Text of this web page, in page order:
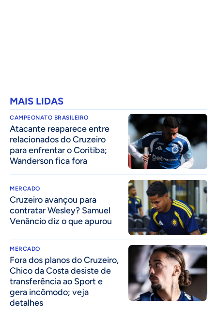
MAIS LIDAS
CAMPEONATO BRASILEIRO
Atacante reaparece entre
relacionados do Cruzeiro
para enfrentar o Coritiba;
Wanderson fica fora
MERCADO
Cruzeiro avançou para
contratar Wesley? Samuel
Venâncio diz o que apurou
MERCADO
Fora dos planos do Cruzeiro,
Chico da Costa desiste de
transferência ao Sport e
gera incômodo; veja
detalhes